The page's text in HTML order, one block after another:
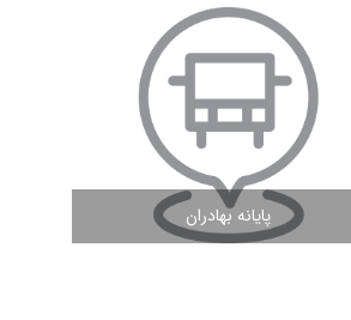
پایانه بهادران
مشاهده ادامه مطلب